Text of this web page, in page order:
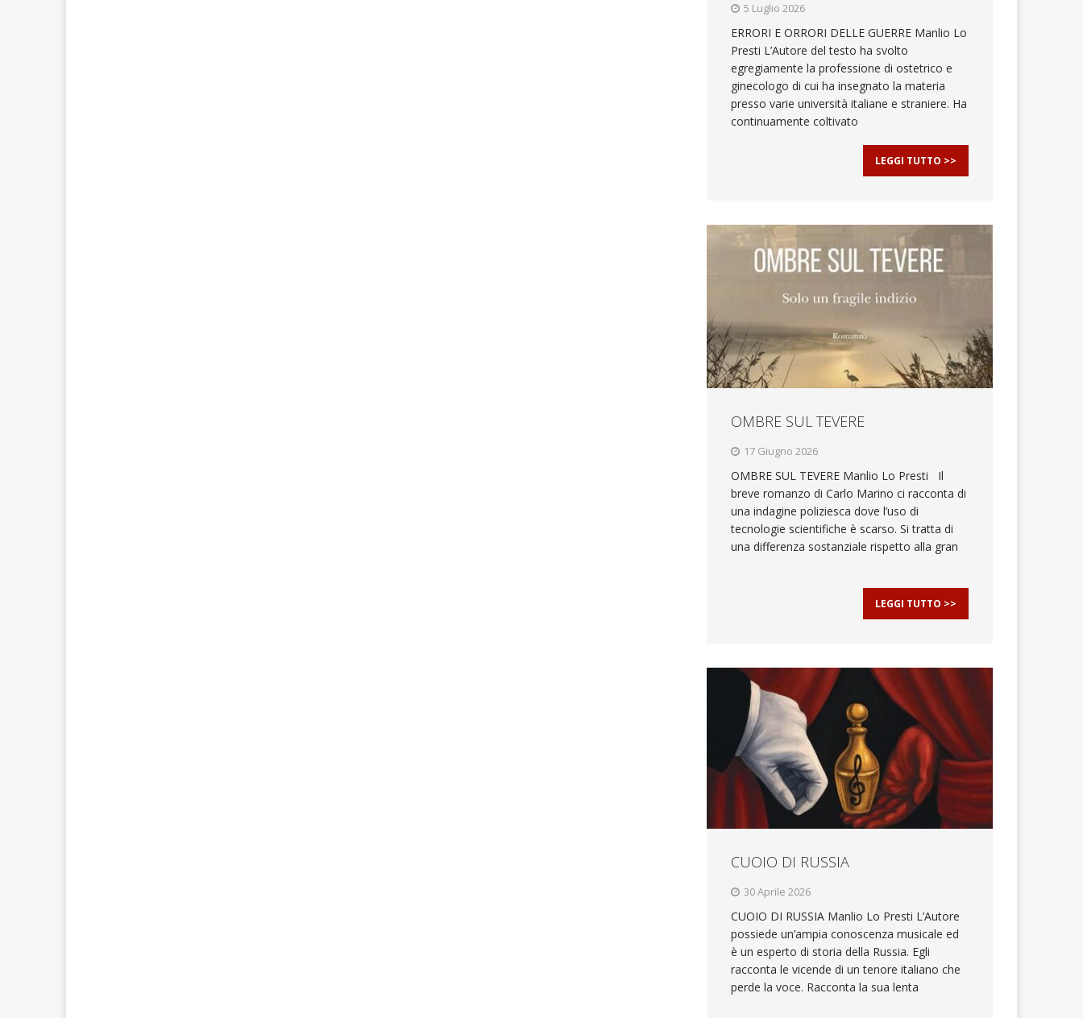
5 Luglio 2026
ERRORI E ORRORI DELLE GUERRE Manlio Lo
Presti L’Autore del testo ha svolto
egregiamente la professione di ostetrico e
ginecologo di cui ha insegnato la materia
presso varie università italiane e straniere. Ha
continuamente coltivato
LEGGI TUTTO >>
OMBRE SUL TEVERE
17 Giugno 2026
OMBRE SUL TEVERE Manlio Lo Presti Il
breve romanzo di Carlo Marino ci racconta di
una indagine poliziesca dove l’uso di
tecnologie scientifiche è scarso. Si tratta di
una differenza sostanziale rispetto alla gran
LEGGI TUTTO >>
CUOIO DI RUSSIA
30 Aprile 2026
CUOIO DI RUSSIA Manlio Lo Presti L’Autore
possiede un’ampia conoscenza musicale ed
è un esperto di storia della Russia. Egli
racconta le vicende di un tenore italiano che
perde la voce. Racconta la sua lenta